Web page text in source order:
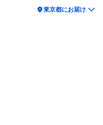
location_on東京都にお届け